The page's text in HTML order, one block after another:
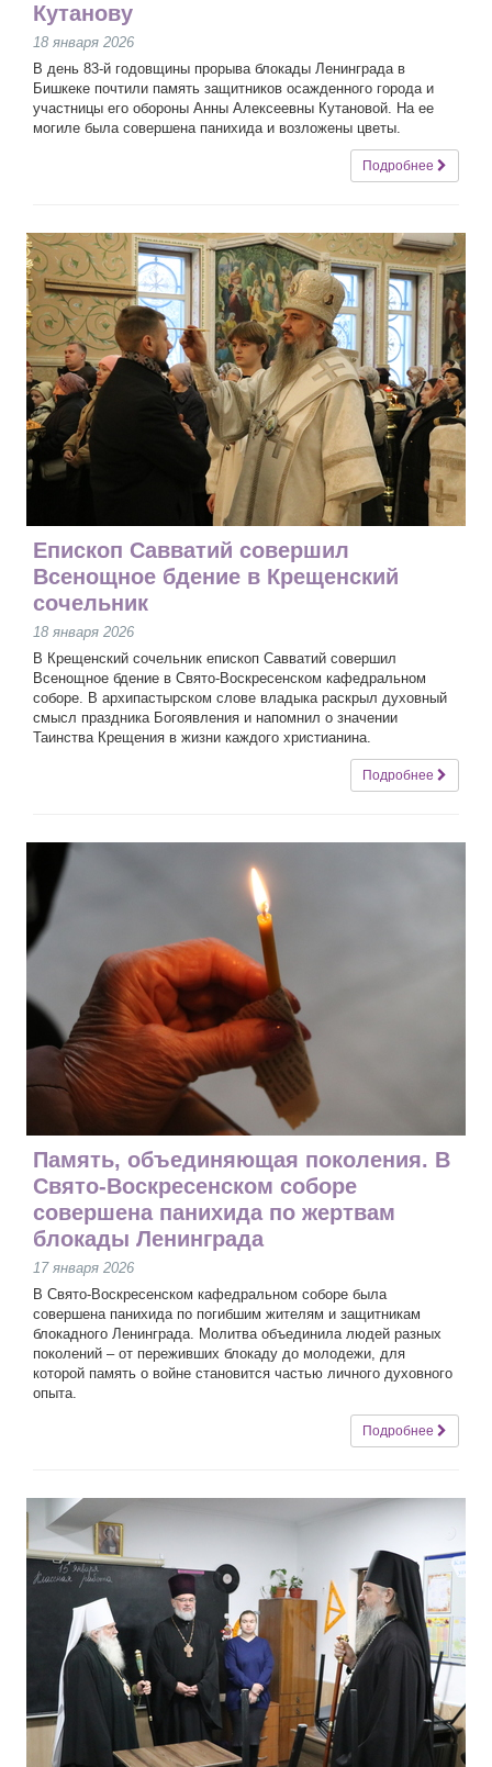
Кутанову
18 января 2026
В день 83-й годовщины прорыва блокады Ленинграда в
Бишкеке почтили память защитников осажденного города и
участницы его обороны Анны Алексеевны Кутановой. На ее
могиле была совершена панихида и возложены цветы.
Подробнее
Епископ Савватий совершил
Всенощное бдение в Крещенский
сочельник
18 января 2026
В Крещенский сочельник епископ Савватий совершил
Всенощное бдение в Свято-Воскресенском кафедральном
соборе. В архипастырском слове владыка раскрыл духовный
смысл праздника Богоявления и напомнил о значении
Таинства Крещения в жизни каждого христианина.
Подробнее
Память, объединяющая поколения. В
Свято-Воскресенском соборе
совершена панихида по жертвам
блокады Ленинграда
17 января 2026
В Свято-Воскресенском кафедральном соборе была
совершена панихида по погибшим жителям и защитникам
блокадного Ленинграда. Молитва объединила людей разных
поколений – от переживших блокаду до молодежи, для
которой память о войне становится частью личного духовного
опыта.
Подробнее